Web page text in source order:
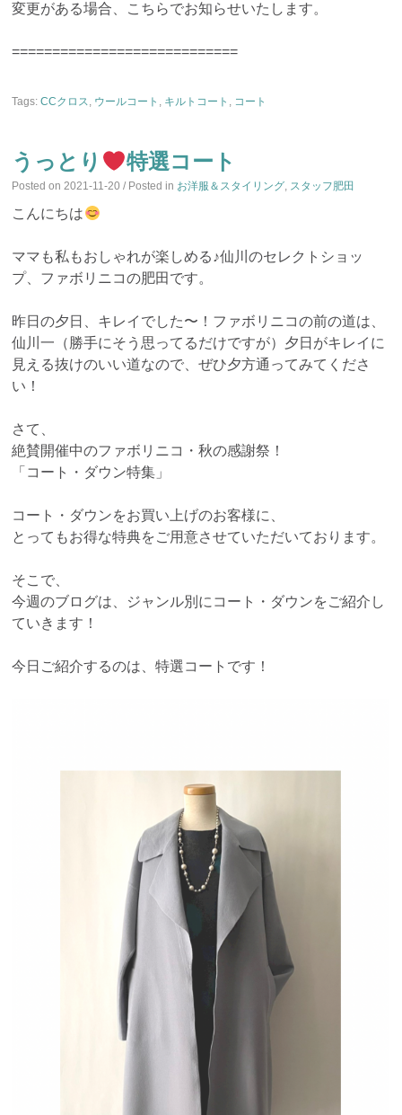
変更がある場合、こちらでお知らせいたします。
============================
Tags:CCクロス, ウールコート , キルトコート , コート
うっとり 特選コート
Posted on2021-11-20 / Posted in お洋服＆スタイリング, スタッフ肥田
こんにちは
ママも私もおしゃれが楽しめる♪仙川のセレクトショッ
プ、ファボリニコの肥田です。
昨日の夕日、キレイでした〜！ファボリニコの前の道は、
仙川一（勝手にそう思ってるだけですが）夕日がキレイに
見える抜けのいい道なので、ぜひ夕方通ってみてくださ
い！
さて、
絶賛開催中のファボリニコ・秋の感謝祭！
「コート・ダウン特集」
コート・ダウンをお買い上げのお客様に、
とってもお得な特典をご用意させていただいております。
そこで、
今週のブログは、ジャンル別にコート・ダウンをご紹介し
ていきます！
今日ご紹介するのは、特選コートです！